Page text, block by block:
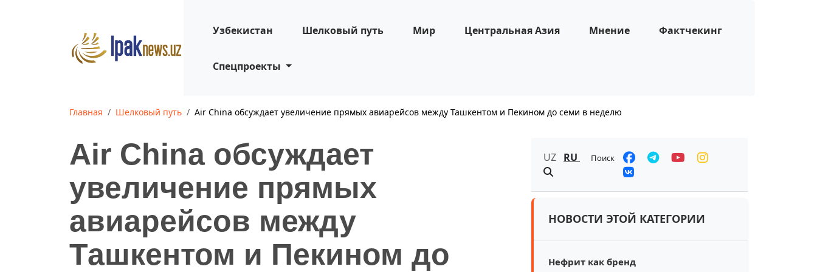
Узбекистан Шелковый путь Мир Центральная Азия Мнение Фактчекинг
Спецпроекты
Главная Шелковый путь Air China обсуждает увеличение прямых авиарейсов между Ташкентом и Пекином до семи в неделю
Air China обсуждает
увеличение прямых
авиарейсов между
Ташкентом и Пекином до
UZ RU Поиск
НОВОСТИ ЭТОЙ КАТЕГОРИИ
Нефрит как бренд